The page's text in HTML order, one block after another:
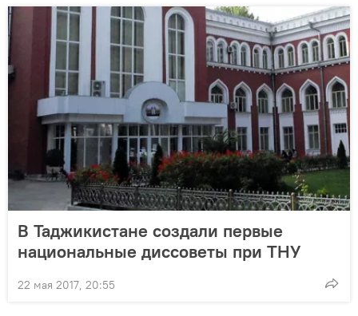
В Таджикистане создали первые
национальные диссоветы при ТНУ
22 мая 2017, 20:55